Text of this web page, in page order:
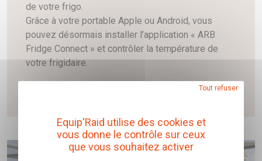
de votre frigo.
Grâce à votre portable Apple ou Android, vous
pouvez désormais installer l’application « ARB
Fridge Connect » et contrôler la température de
votre frigidaire.
Equip'Raid utilise des cookies et
vous donne le contrôle sur ceux
que vous souhaitez activer
Tout refuser